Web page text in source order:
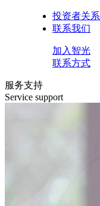
投资者关系
联系我们
加入智光
联系方式
服务支持
Service support